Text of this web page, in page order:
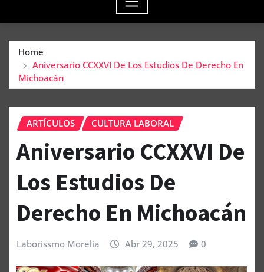
Home
Aniversario CCXXVI De Los Estudios De Derecho En
Michoacán
ARTÍCULOS CULTURA LABORAL
Aniversario CCXXVI De
Los Estudios De
Derecho En Michoacán
Laborissmo Morelia Abr 29, 2025 0